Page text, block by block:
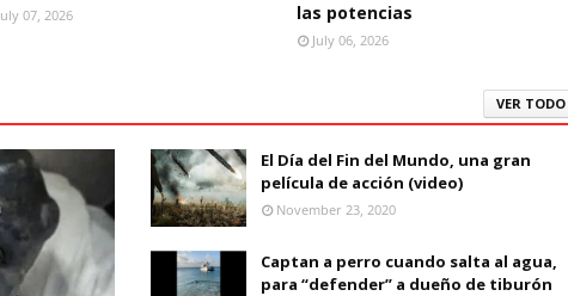
07, 2026
las potencias
July 06, 2026
VER TODO
El Día del Fin del Mundo, una gran
película de acción (video)
November 23, 2020
Captan a perro cuando salta al agua,
para “defender” a dueño de tiburón